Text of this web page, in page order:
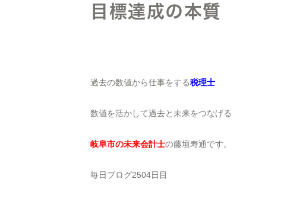
目標達成の本質
過去の数値から仕事をする税理士
数値を活かして過去と未来をつなげる
岐阜市の未来会計士の藤垣寿通です。
毎日ブログ2504日目